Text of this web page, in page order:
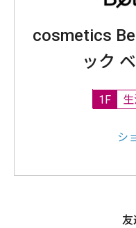
cosmetics
ック
1F
シ
友